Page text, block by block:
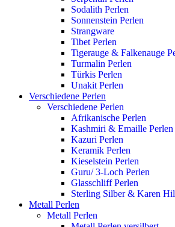
Sodalith Perlen
Sonnenstein Perlen
Strangware
Tibet Perlen
Tigerauge & Falkenauge
Turmalin Perlen
Türkis Perlen
Unakit Perlen
Verschiedene Perlen
Verschiedene Perlen
Afrikanische Perlen
Kashmiri & Emaille Perlen
Kazuri Perlen
Keramik Perlen
Kieselstein Perlen
Guru/ 3-Loch Perlen
Glasschliff Perlen
Sterling Silber & Karen
Metall Perlen
Metall Perlen